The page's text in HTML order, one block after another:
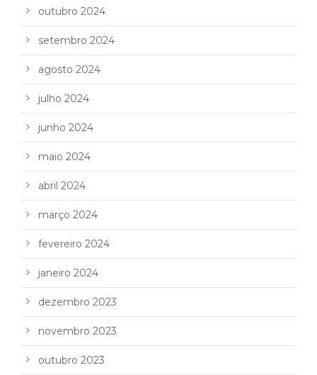
outubro 2024
setembro 2024
agosto 2024
julho 2024
junho 2024
maio 2024
abril 2024
março 2024
fevereiro 2024
janeiro 2024
dezembro 2023
novembro 2023
outubro 2023